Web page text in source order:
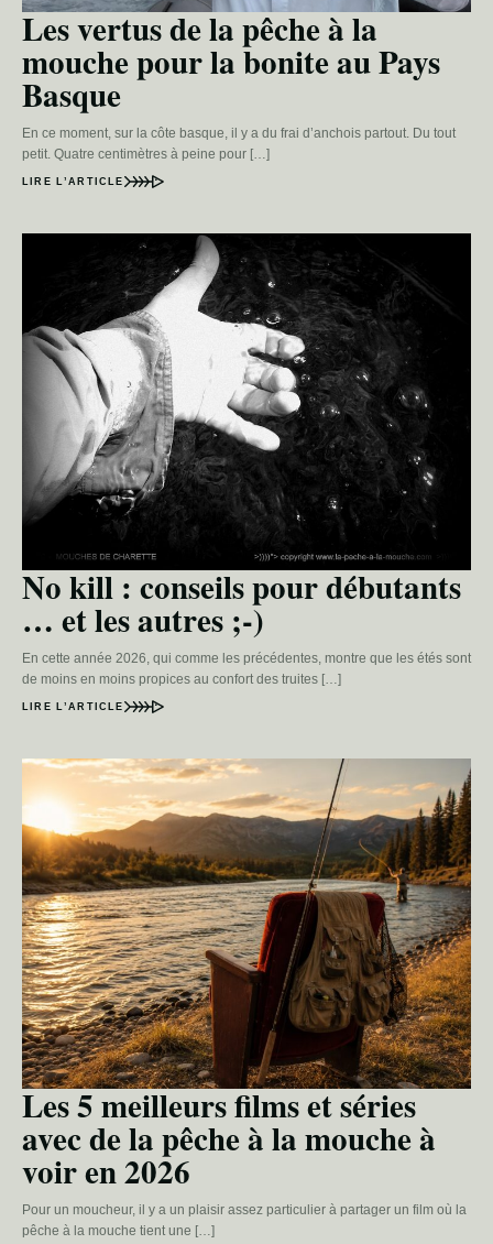
Les vertus de la pêche à la
mouche pour la bonite au Pays
Basque
En ce moment, sur la côte basque, il y a du frai d’anchois partout. Du tout
petit. Quatre centimètres à peine pour […]
LIRE L’ARTICLE
No kill : conseils pour débutants
… et les autres ;-)
En cette année 2026, qui comme les précédentes, montre que les étés sont
de moins en moins propices au confort des truites […]
LIRE L’ARTICLE
Les 5 meilleurs films et séries
avec de la pêche à la mouche à
voir en 2026
Pour un moucheur, il y a un plaisir assez particulier à partager un film où la
pêche à la mouche tient une […]